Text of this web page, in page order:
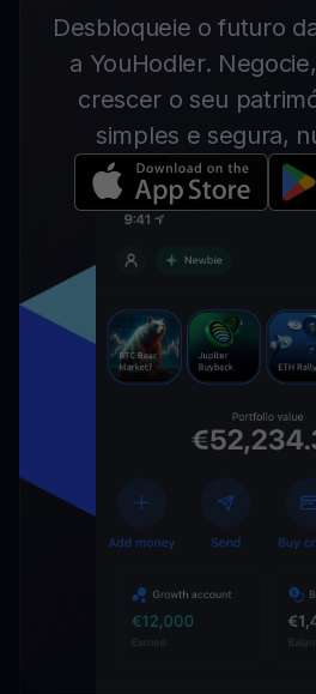
Desbloqueie o futuro
a YouHodler.
crescer o seu
simples e segura,